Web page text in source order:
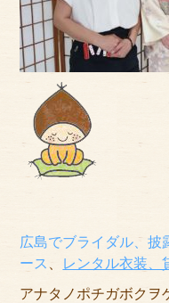
広島でブライダル、披
ース
レンタル衣装、
アナタノポチガボクヲ